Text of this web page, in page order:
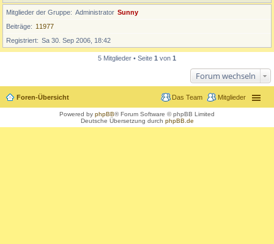
Mitglieder der Gruppe Administrator Sunny
Beiträge
11977
Registriert
Sa 30. Sep 2006, 18:42
5 Mitglieder • Seite 1 von 1
Forum wechseln
Foren-Übersicht Mitglieder
Das Team
Powered by phpBB® Forum Software © phpBB Limited
Deutsche Übersetzung durch phpBB.de